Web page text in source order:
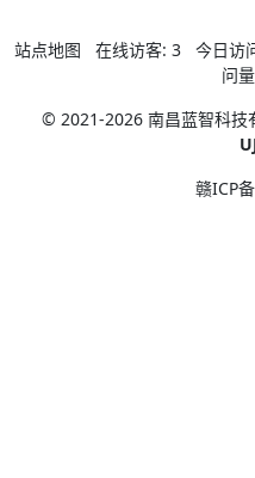
站点地图 在线访客: 3 今日访
问
© 2021-2026 南昌蓝智科技
赣ICP